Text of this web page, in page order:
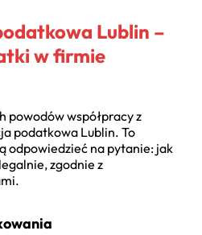
Lublin –
w firmie
powodów współpracy z
podatkowa Lublin. To
odpowiedzieć na pytanie: jak
, zgodnie z